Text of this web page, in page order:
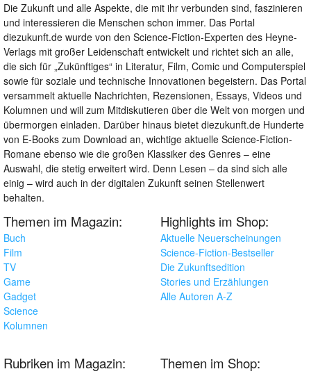
Die Zukunft und alle Aspekte, die mit ihr verbunden sind, faszinieren
und interessieren die Menschen schon immer. Das Portal
diezukunft.de wurde von den Science-Fiction-Experten des Heyne-
Verlags mit großer Leidenschaft entwickelt und richtet sich an alle,
die sich für „Zukünftiges“ in Literatur, Film, Comic und Computerspiel
sowie für soziale und technische Innovationen begeistern. Das Portal
versammelt aktuelle Nachrichten, Rezensionen, Essays, Videos und
Kolumnen und will zum Mitdiskutieren über die Welt von morgen und
übermorgen einladen. Darüber hinaus bietet diezukunft.de Hunderte
von E-Books zum Download an, wichtige aktuelle Science-Fiction-
Romane ebenso wie die großen Klassiker des Genres – eine
Auswahl, die stetig erweitert wird. Denn Lesen – da sind sich alle
einig – wird auch in der digitalen Zukunft seinen Stellenwert
behalten.
Themen im Magazin:
Buch
Film
TV
Game
Gadget
Science
Kolumnen
Highlights im Shop:
Aktuelle Neuerscheinungen
Science-Fiction-Bestseller
Die Zukunftsedition
Stories und Erzählungen
Alle Autoren A-Z
Rubriken im Magazin: Themen im Shop: